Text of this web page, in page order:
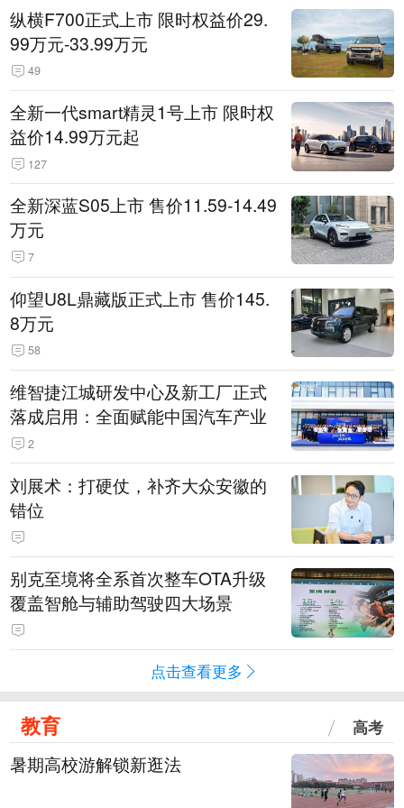
纵横F700正式上市 限时权益价29.
99万元-33.99万元
49
全新一代smart精灵1号上市 限时权
益价14.99万元起
127
全新深蓝S05上市 售价11.59-14.49
万元
7
仰望U8L鼎藏版正式上市 售价145.
8万元
58
维智捷江城研发中心及新工厂正式
落成启用：全面赋能中国汽车产业
2
刘展术：打硬仗，补齐大众安徽的
错位
别克至境将全系首次整车OTA升级
覆盖智舱与辅助驾驶四大场景
点击查看更多
教育 高考
暑期高校游解锁新逛法